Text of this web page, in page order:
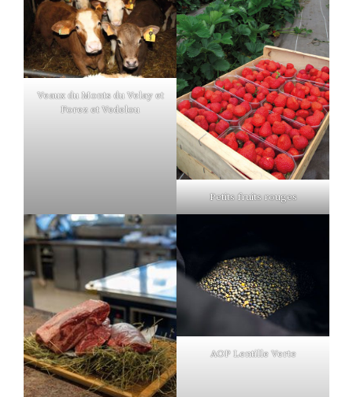
Veaux du Monts du Velay et
Forez et Vedelou
Petits fruits rouges
AOP Lentille Verte